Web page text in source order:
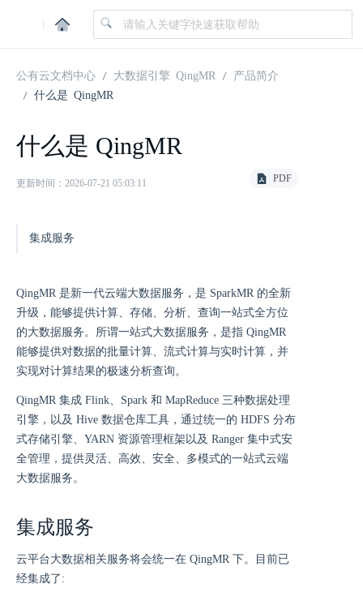
|
公有云文档中心 大数据引擎 QingMR
产品简介
什么是 QingMR
什么是 QingMR
更新时间：2026-07-21 05:03:11 PDF
集成服务
QingMR 是新一代云端大数据服务，是 SparkMR 的全新
升级，能够提供计算、存储、分析、查询一站式全方位
的大数据服务。所谓一站式大数据服务，是指 QingMR
能够提供对数据的批量计算、流式计算与实时计算，并
实现对计算结果的极速分析查询。
QingMR 集成 Flink、Spark 和 MapReduce 三种数据处理
引擎，以及 Hive 数据仓库工具，通过统一的 HDFS 分布
式存储引擎、YARN 资源管理框架以及 Ranger 集中式安
全管理，提供灵活、高效、安全、多模式的一站式云端
大数据服务。
集成服务
云平台大数据相关服务将会统一在 QingMR 下。目前已
经集成了: